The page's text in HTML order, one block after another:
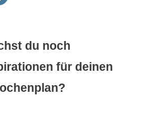
du noch
für deinen